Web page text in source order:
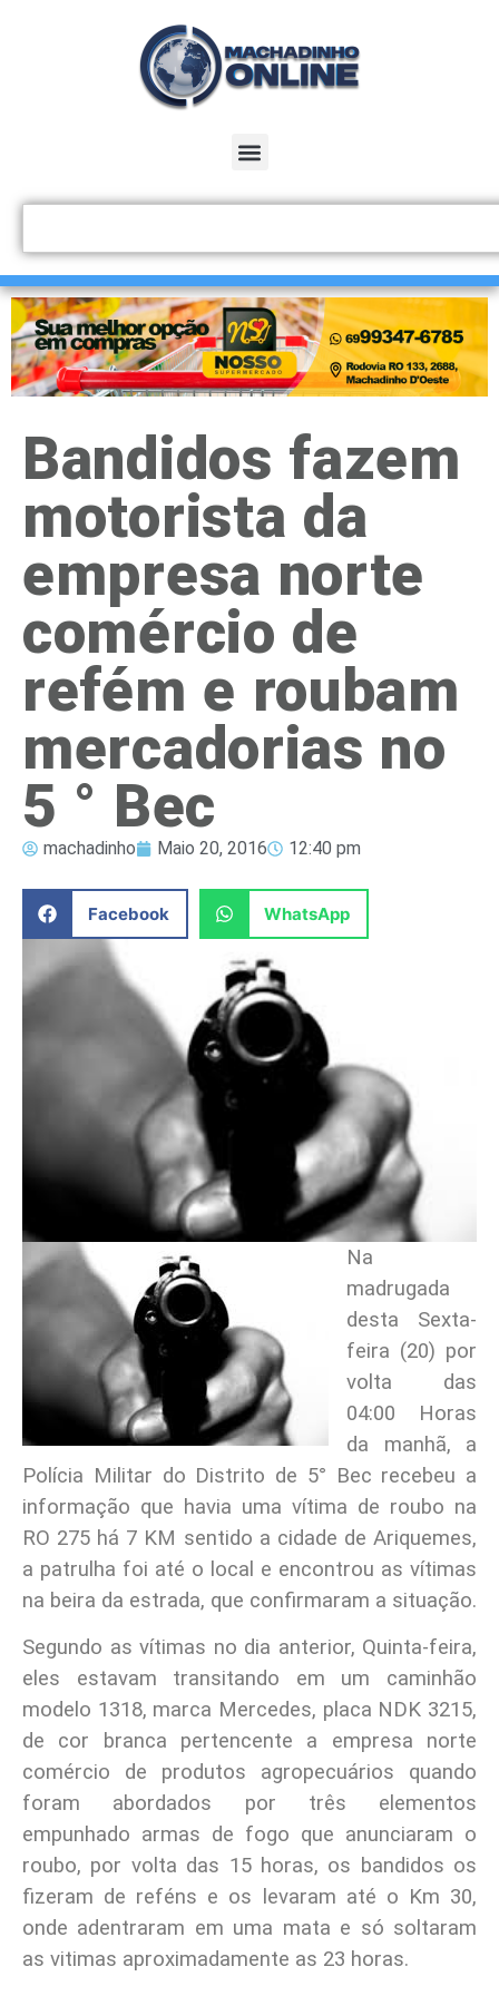
Bandidos fazem
motorista da
empresa norte
comércio de
refém e roubam
mercadorias no
5 ° Bec
machadinho Maio 20, 2016 12:40 pm
Facebook WhatsApp
Na
madrugada
desta Sexta-
feira (20) por
volta das
04:00 Horas
da manhã, a
Polícia Militar do Distrito de 5° Bec recebeu a
informação que havia uma vítima de roubo na
RO 275 há 7 KM sentido a cidade de Ariquemes,
a patrulha foi até o local e encontrou as vítimas
na beira da estrada, que confirmaram a situação.
Segundo as vítimas no dia anterior, Quinta-feira,
eles estavam transitando em um caminhão
modelo 1318, marca Mercedes, placa NDK 3215,
de cor branca pertencente a empresa norte
comércio de produtos agropecuários quando
foram abordados por três elementos
empunhado armas de fogo que anunciaram o
roubo, por volta das 15 horas, os bandidos os
fizeram de reféns e os levaram até o Km 30,
onde adentraram em uma mata e só soltaram
as vitimas aproximadamente as 23 horas.